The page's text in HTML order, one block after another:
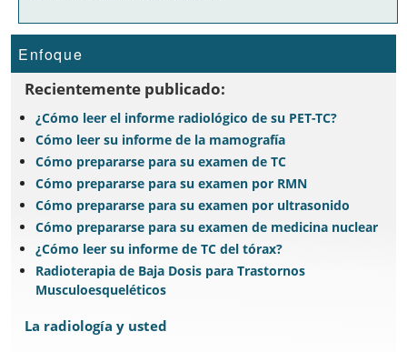
Enfoque
Recientemente publicado:
¿Cómo leer el informe radiológico de su PET-TC?
Cómo leer su informe de la mamografía
Cómo prepararse para su examen de TC
Cómo prepararse para su examen por RMN
Cómo prepararse para su examen por ultrasonido
Cómo prepararse para su examen de medicina nuclear
¿Cómo leer su informe de TC del tórax?
Radioterapia de Baja Dosis para Trastornos
Musculoesqueléticos
La radiología y usted